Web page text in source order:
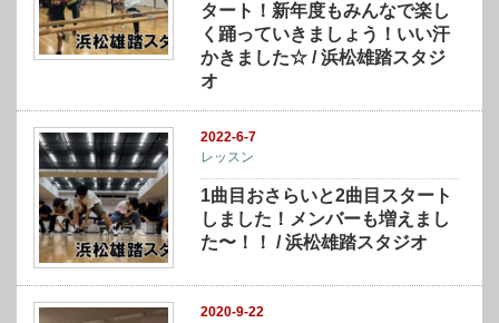
タート！新年度もみんなで楽し
く踊っていきましょう！いい汗
かきました☆ / 浜松雄踏スタジ
オ
2022-6-7
レッスン
1曲目おさらいと2曲目スタート
しました！メンバーも増えまし
た〜！！ / 浜松雄踏スタジオ
2020-9-22